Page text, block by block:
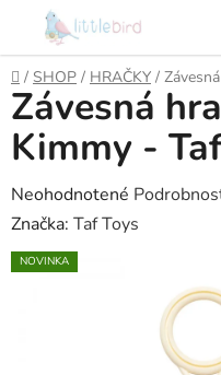
obsah
Domov
/ SHOP / HRAČKY /
Závesná
Kimmy -
Priemerné
hodnotenie
produktu
Neohodnotené
Značka: Taf Toys
NOVINKA